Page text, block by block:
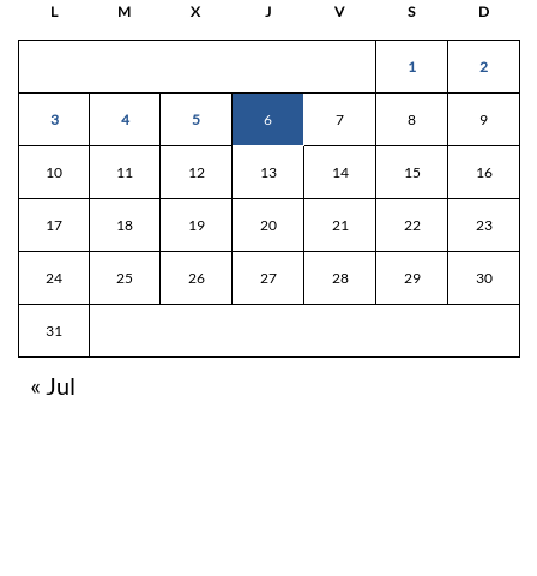
L M X J V S D
1 2
3 4 5 6 7 8 9
10 11 12 13 14 15 16
17 18 19 20 21 22 23
24 25 26 27 28 29 30
31
« Jul